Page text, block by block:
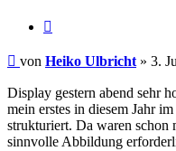
Beitrag
von Heiko Ulbricht » 3.
Display gestern abend sehr
mein erstes in diesem Jahr
strukturiert. Da waren schon
sinnvolle Abbildung